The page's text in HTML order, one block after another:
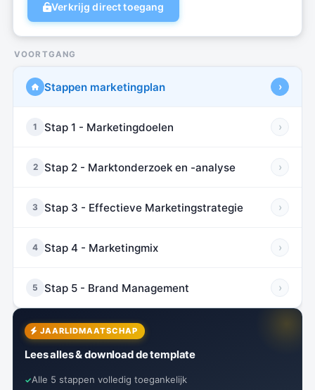
Verkrijg direct toegang
VOORTGANG
Stappen marketingplan ›
1 Stap 1 - Marketingdoelen ›
2 Stap 2 - Marktonderzoek en -analyse ›
3 Stap 3 - Effectieve Marketingstrategie ›
4 Stap 4 - Marketingmix ›
5 Stap 5 - Brand Management ›
JAARLIDMAATSCHAP
Lees alles & download de template
Alle 5 stappen volledig toegankelijk